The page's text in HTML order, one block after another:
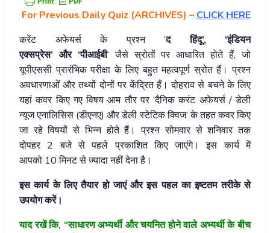
For Previous Daily Quiz (ARCHIVES) – CLICK HERE
करेंट अफेयर्स के प्रश्न ‘द हिंदू’, ‘इंडियन
एक्सप्रेस’ और ‘पीआईबी‘ जैसे स्रोतों पर आधारित होते हैं, जो
यूपीएससी प्रारंभिक परीक्षा के लिए बहुत महत्वपूर्ण स्रोत हैं। प्रश्न
अवधारणाओं और तथ्यों दोनों पर केंद्रित हैं। दोहराव से बचने के लिए
यहां कवर किए गए विषय आम तौर पर ‘दैनिक करंट अफेयर्स / डेली
न्यूज एनालिसिस (डीएनए) और डेली स्टेटिक क्विज’ के तहत कवर किए
जा रहे विषयों से भिन्न होते हैं। प्रश्न सोमवार से शनिवार तक
दोपहर 2 बजे से पहले प्रकाशित किए जाएंगे। इस कार्य में
आपको 10 मिनट से ज्यादा नहीं देना है।
इस कार्य के लिए तैयार हो जाएं और इस पहल का इष्टतम तरीके से
उपयोग करें।
याद रखें कि, “साधारण अभ्यर्थी और चयनित होने वाले अभ्यर्थी के बीच